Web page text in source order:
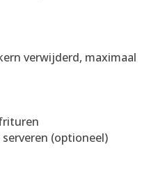
verwijderd, maximaal
(optioneel)